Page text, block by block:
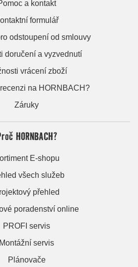
a kontakt
formulář
odstoupení od smlouvy
doručení a vyzvednutí
vrácení zboží
na HORNBACH?
Záruky
HORNBACH?
E-shopu
všech služeb
přehled
poradenství online
PROFI servis
Montážní servis
Plánovače